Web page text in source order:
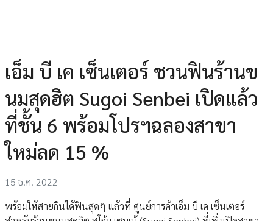
เอ็ม บี เค เซ็นเตอร์ ชวนฟินร้านข
นมสุดฮิต Sugoi Senbei เปิดแล้ว
ที่ชั้น 6 พร้อมโปรฯฉลองสาขา
ใหม่ลด 15 %
15 ธ.ค. 2022
พร้อมให้สายกินได้ฟินสุดๆ แล้วที่ ศูนย์การค้าเอ็ม บี เค เซ็นเตอร์